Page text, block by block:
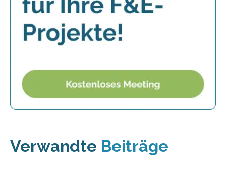
Verwandte Beiträge